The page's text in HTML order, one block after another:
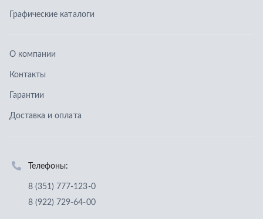
Отправить заявку